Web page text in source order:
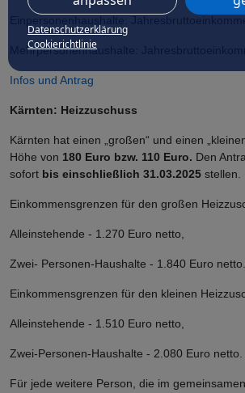
Datenschutzerklärung
Cookierichtlinie
Mehrpersonenhaushalte:
Infos und Antrag
Kärnten: Heizzuschuss
Kärnten hat einen „großen“ und einen
Höhe von 180 Euro bzw. 110 Euro. Den
sofort bis einschließlich 31.03.2025 stellen.
Einkommensgrenzen für den großen
Alleinstehende - 1.270 Euro netto,
Zwei- Personen-Haushalte - 1.840 Euro netto.
Einkommensgrenzen für den kleinen
Alleinstehende - 1.510 Euro netto,
Zwei-Personen-Haushalte - 2.080 Euro netto.
Für jede weitere Person, die im